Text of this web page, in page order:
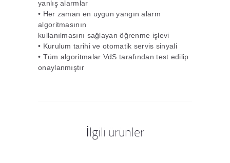
yanlış alarmlar
• Her zaman en uygun yangın alarm
algoritmasının
kullanılmasını sağlayan öğrenme işlevi
• Kurulum tarihi ve otomatik servis sinyali
• Tüm algoritmalar VdS tarafından test edilip
onaylanmıştır
İlgili ürünler